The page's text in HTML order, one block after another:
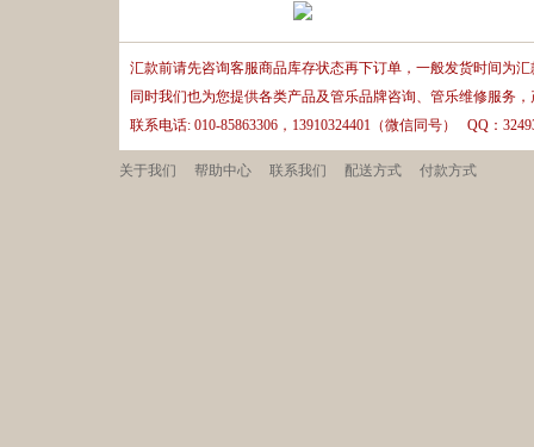
汇款前请先咨询客服商品库存状态再下订单，一般发货时间为汇
同时我们也为您提供各类产品及管乐品牌咨询、管乐维修服务
联系电话: 010-85863306，13910324401（微信同号） QQ：
关于我们 帮助中心 联系我们 配送方式 付款方式